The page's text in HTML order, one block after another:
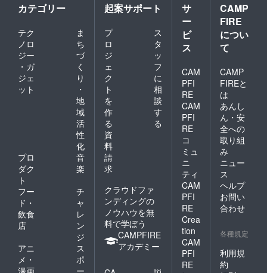
カテゴリー
テク
ノロ
ジー
・ガ
ジェ
ット
ま
ち
づ
く
り
・
地
域
活
性
化
プロ
ダク
ト
音
楽
フー
ド・
飲食
店
チ
ャ
レ
ン
ジ
アニ
メ・
漫画
ス
ポ
ー
起案サポート
プ
ロ
ジ
ェ
ク
ト
を
作
る
ス
タ
ッ
フ
に
相
談
す
る
資
料
請
求
クラウドファ
ンディングの
ノウハウを無
料で学ぼう
CAMPFIRE
アカデミー
サ
ー
ビ
ス
CAM
PFI
RE
CAM
PFI
RE
コ
ミュ
ニ
ティ
CAM
PFI
RE
Crea
tion
CAM
PFI
RE
CAMP
FIRE
につい
て
CAMP
FIREと
は
あんし
ん・安
全への
取り組
み
ニュー
ス
ヘルプ
お問い
合わせ
各種規定
利用規
約